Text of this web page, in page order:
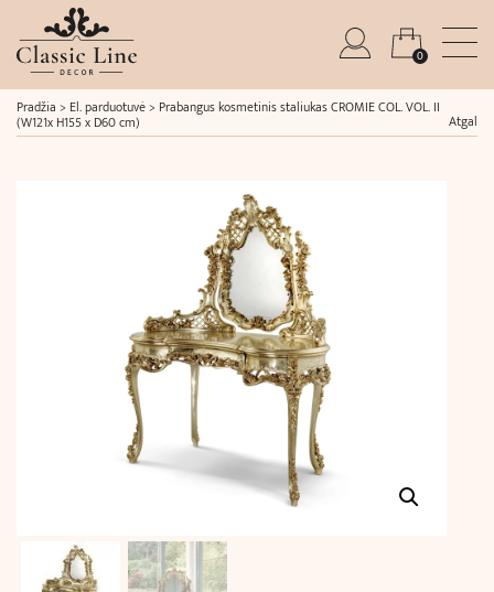
0
Pradžia > El. parduotuvė> Prabangus kosmetinis staliukas CROMIE COL. VOL. II
(W121x H155 x D60 cm) Atgal